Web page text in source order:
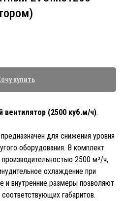
купить
вентилятор (2500 куб.м/ч).
для снижения уровня
оборудования. В комплект
2500 м³/ч,
охлаждение при
и внутренние размеры позволяют
габаритов.